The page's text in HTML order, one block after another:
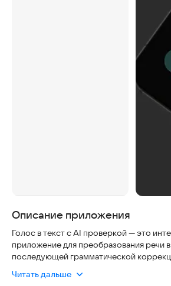
Описание приложения
Голос в текст с AI проверкой — это
приложение для преобразования речи в
последующей грамматической
заметок, расшифровки голосовых
Читать дальше